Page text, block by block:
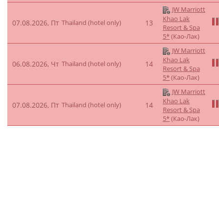
07.08.2026, Пт Thailand (hotel only) 13
JW Marriott
Khao Lak
Resort & Spa
5*(Као-Лак)
06.08.2026, Чт Thailand (hotel only) 14
JW Marriott
Khao Lak
Resort & Spa
5*(Као-Лак)
07.08.2026, Пт Thailand (hotel only) 14
JW Marriott
Khao Lak
Resort & Spa
5*(Као-Лак)